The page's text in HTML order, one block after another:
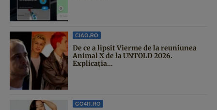
CIAO.RO
De ce a lipsit Vierme de la reuniunea
Animal X de la UNTOLD 2026.
Explicația...
GO4IT.RO